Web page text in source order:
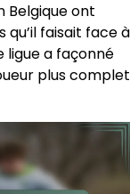
Belgique ont
faisait face à
ligue a façonné
plus complet